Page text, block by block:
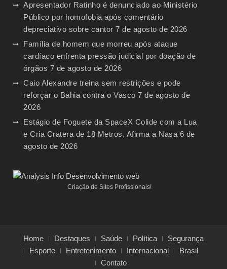
Apresentador Ratinho é denunciado ao Ministério
Público por homofobia após comentário
depreciativo sobre cantor 7 de agosto de 2026
Família de homem que morreu após ataque
cardíaco enfrenta pressão judicial por doação de
órgãos 7 de agosto de 2026
Caio Alexandre treina sem restrições e pode
reforçar o Bahia contra o Vasco 7 de agosto de
2026
Estágio de Foguete da SpaceX Colide com a Lua
e Cria Cratera de 18 Metros, Afirma a Nasa 6 de
agosto de 2026
Criação de Sites Profissionais!
Home Destaques Saúde Política
Segurança
Esporte
Entretenimento Internacional
Brasil
Contato